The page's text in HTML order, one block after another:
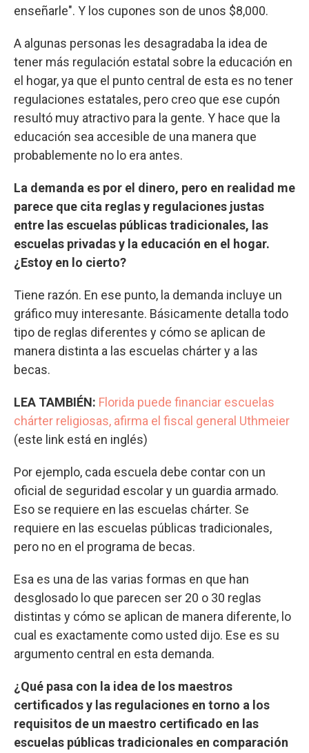
enseñarle". Y los cupones son de unos $8,000.
A algunas personas les desagradaba la idea de
tener más regulación estatal sobre la educación en
el hogar, ya que el punto central de esta es no tener
regulaciones estatales, pero creo que ese cupón
resultó muy atractivo para la gente. Y hace que la
educación sea accesible de una manera que
probablemente no lo era antes.
La demanda es por el dinero, pero en realidad me
parece que cita reglas y regulaciones justas
entre las escuelas públicas tradicionales, las
escuelas privadas y la educación en el hogar.
¿Estoy en lo cierto?
Tiene razón. En ese punto, la demanda incluye un
gráfico muy interesante. Básicamente detalla todo
tipo de reglas diferentes y cómo se aplican de
manera distinta a las escuelas chárter y a las
becas.
LEA TAMBIÉN: Florida puede financiar escuelas
chárter religiosas, afirma el fiscal general Uthmeier
(este link está en inglés)
Por ejemplo, cada escuela debe contar con un
oficial de seguridad escolar y un guardia armado.
Eso se requiere en las escuelas chárter. Se
requiere en las escuelas públicas tradicionales,
pero no en el programa de becas.
Esa es una de las varias formas en que han
desglosado lo que parecen ser 20 o 30 reglas
distintas y cómo se aplican de manera diferente, lo
cual es exactamente como usted dijo. Ese es su
argumento central en esta demanda.
¿Qué pasa con la idea de los maestros
certificados y las regulaciones en torno a los
requisitos de un maestro certificado en las
escuelas públicas tradicionales en comparación